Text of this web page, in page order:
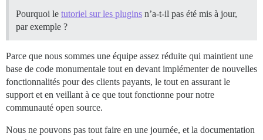
Pourquoi le tutoriel sur les plugins n’a-t-il pas été mis à jour,
par exemple ?
Parce que nous sommes une équipe assez réduite qui maintient une
base de code monumentale tout en devant implémenter de nouvelles
fonctionnalités pour des clients payants, le tout en assurant le
support et en veillant à ce que tout fonctionne pour notre
communauté open source.
Nous ne pouvons pas tout faire en une journée, et la documentation